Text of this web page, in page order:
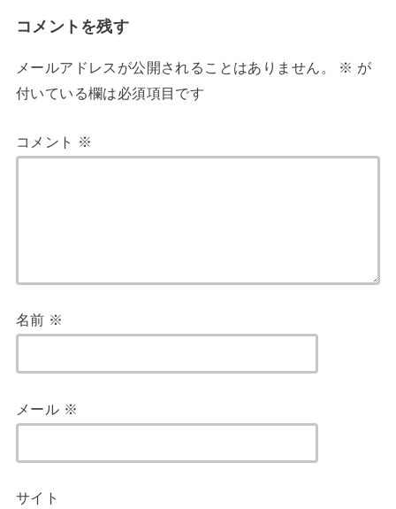
コメントを残す
メールアドレスが公開されることはありません。 ※ が
付いている欄は必須項目です
コメント ※
名前 ※
メール ※
サイト